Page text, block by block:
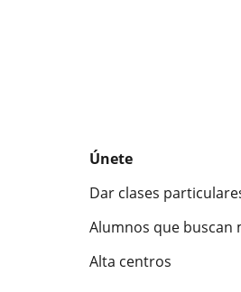
Únete
Dar clases
Alumnos que buscan
Alta centros